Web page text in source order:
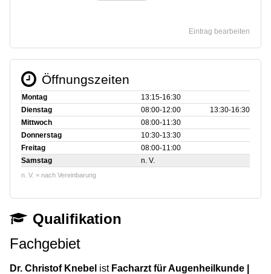
Eintrag bearbeiten
Öffnungszeiten
Montag
13:15‑16:30
Dienstag
08:00‑12:00
13:30‑16:30
Mittwoch
08:00‑11:30
Donnerstag
10:30‑13:30
Freitag
08:00‑11:00
Samstag
n. V.
n. V. = nach Vereinbarung
Qualifikation
Fachgebiet
Dr. Christof Knebel ist Facharzt für Augenheilkunde |